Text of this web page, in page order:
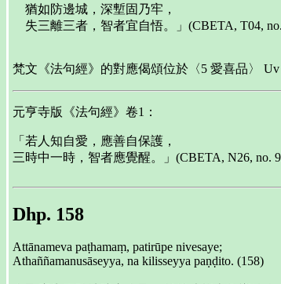
猶如防邊城，深塹固乃牢，
失三離三者，智者宜自悟。」(CBETA, T04, no.
梵文《法句經》的對應偈頌位於〈5 愛喜品〉
元亨寺版《法句經》卷1：
「若人知自愛，應善自保護，
三時中一時，智者應覺醒。」(CBETA, N26, no.
Dhp. 158
Attānameva paṭhamaṃ, patirūpe nivesaye;
Athaññamanusāseyya, na kilisseyya paṇḍito. (158)